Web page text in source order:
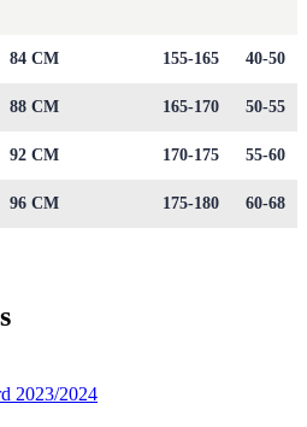
84 CM 155-165 40-50
88 CM 165-170 50-55
92 CM 170-175 55-60
96 CM 175-180 60-68